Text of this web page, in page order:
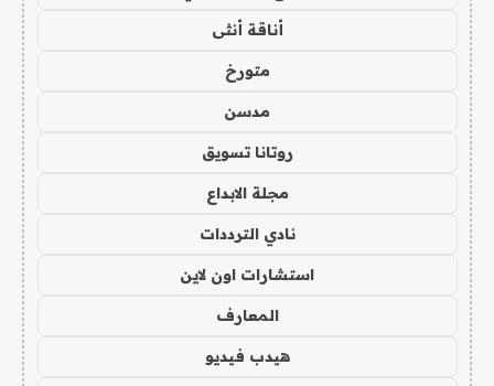
أناقة أنثى
متورخ
مدسن
روتانا تسويق
مجلة الابداع
نادي الترددات
استشارات اون لاين
المعارف
هيدب فيديو